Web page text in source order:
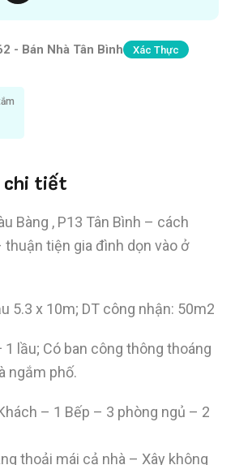
- Bán Nhà Tân Bình Xác Thực
chi tiết
Bàng , P13 Tân Bình – cách
tiện gia đình dọn vào ở
5.3 x 10m; DT công nhận: 50m2
lầu; Có ban công thông thoáng
ngắm phố.
– 1 Bếp – 3 phòng ngủ – 2
thoải mái cả nhà – Xây không